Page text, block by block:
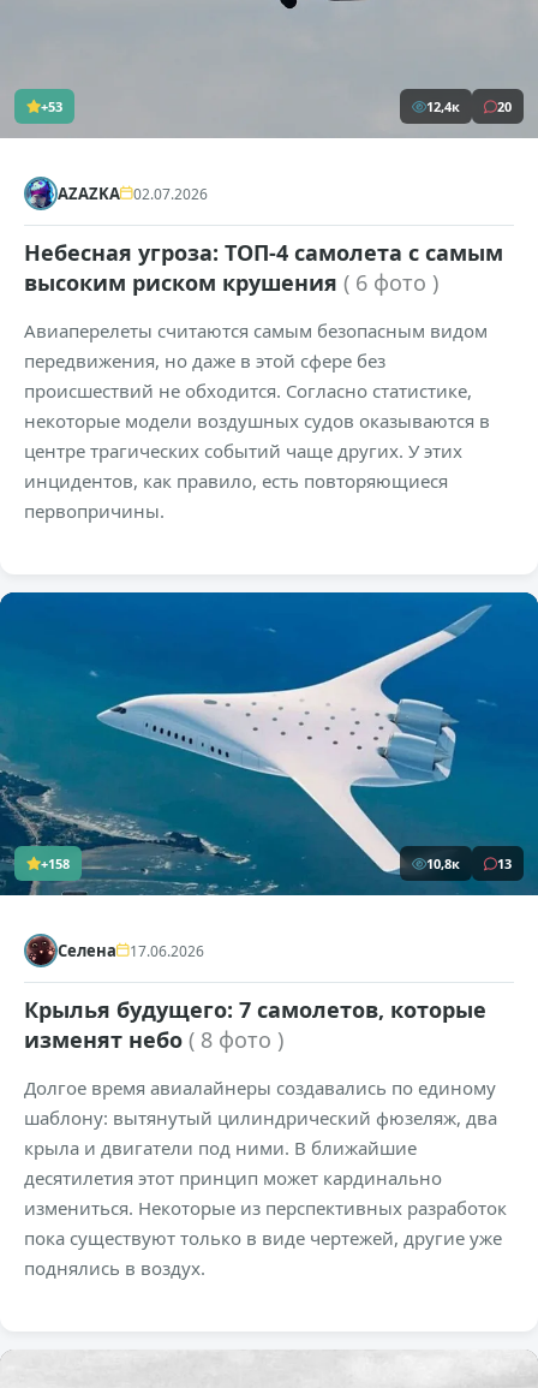
+53 12,4к 20
AZAZKA 02.07.2026
Небесная угроза: ТОП-4 самолета с самым
высоким риском крушения ( 6 фото )
Авиаперелеты считаются самым безопасным видом
передвижения, но даже в этой сфере без
происшествий не обходится. Согласно статистике,
некоторые модели воздушных судов оказываются в
центре трагических событий чаще других. У этих
инцидентов, как правило, есть повторяющиеся
первопричины.
+158 10,8к 13
Селена 17.06.2026
Крылья будущего: 7 самолетов, которые
изменят небо ( 8 фото )
Долгое время авиалайнеры создавались по единому
шаблону: вытянутый цилиндрический фюзеляж, два
крыла и двигатели под ними. В ближайшие
десятилетия этот принцип может кардинально
измениться. Некоторые из перспективных разработок
пока существуют только в виде чертежей, другие уже
поднялись в воздух.